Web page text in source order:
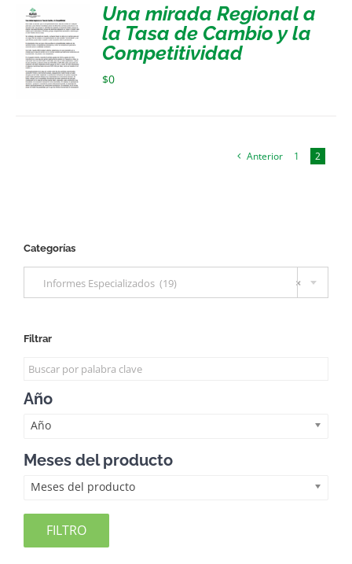
Una mirada Regional a
la Tasa de Cambio y la
Competitividad
$0
Anterior 1 2
Categorías
×
Informes Especializados (19)
Filtrar
Año
Año
Meses del producto
Meses del producto
FILTRO